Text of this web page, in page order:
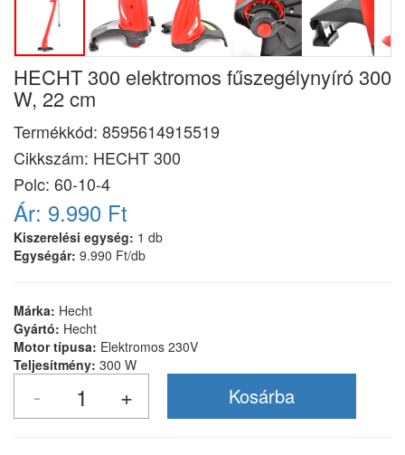
HECHT 300 elektromos fűszegélynyíró 300
W, 22 cm
Termékkód: 8595614915519
Cikkszám: HECHT 300
Polc: 60-10-4
Ár: 9.990 Ft
Kiszerelési egység: 1 db
Egységár: 9.990 Ft/db
Márka: Hecht
Gyártó: Hecht
Motor típusa: Elektromos 230V
Teljesítmény: 300 W